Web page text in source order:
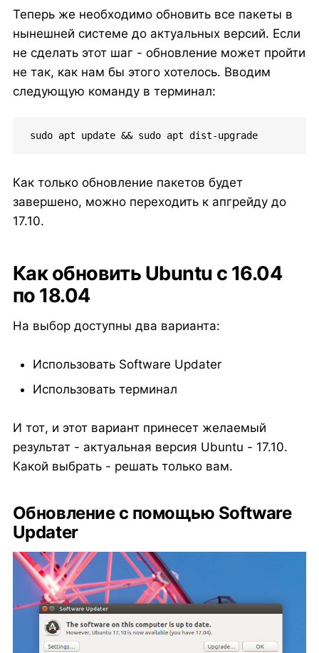
Теперь же необходимо обновить все пакеты в
нынешней системе до актуальных версий. Если
не сделать этот шаг - обновление может пройти
не так, как нам бы этого хотелось. Вводим
следующую команду в терминал:
sudo apt update && sudo apt dist-upgrade
Как только обновление пакетов будет
завершено, можно переходить к апгрейду до
17.10.
Как обновить Ubuntu с 16.04
по 18.04
На выбор доступны два варианта:
Использовать Software Updater
Использовать терминал
И тот, и этот вариант принесет желаемый
результат - актуальная версия Ubuntu - 17.10.
Какой выбрать - решать только вам.
Обновление с помощью Software
Updater